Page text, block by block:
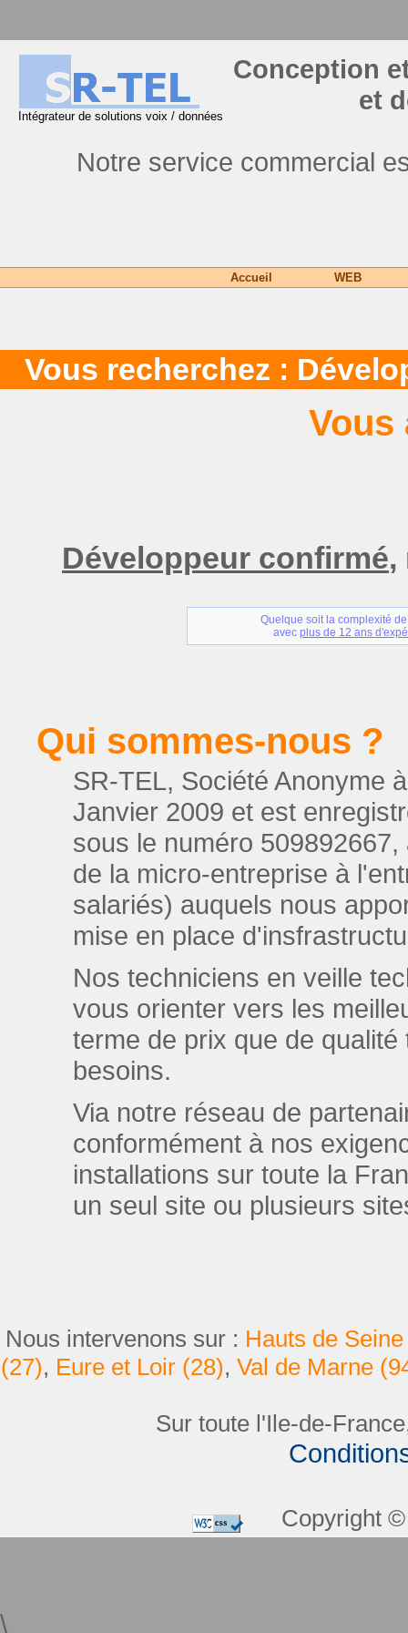
Intégrateur de solutions voix / données
Conception
et
Notre service commercial
Accueil WEB
Vous recherchez :
Vous
Développeur confirmé,
Quelque soit la complexité
avec plus de 12 ans
Qui sommes-nous ?
SR-TEL, Société Anonyme
Janvier 2009 et est
sous le numéro
de la micro-entreprise à
salariés) auquels nous
mise en place
Nos techniciens en veille
vous orienter vers les
terme de prix que de
besoins.
Via notre réseau de
conformément à nos
installations sur toute la
un seul site ou plusieurs
Nous intervenons sur : Hauts de
(27), Eure et Loir (28), Val de Marne
Sur toute l'Ile-de-
Copyright
\